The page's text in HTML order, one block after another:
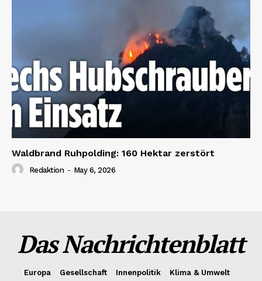
Waldbrand Ruhpolding: 160 Hektar zerstört
Redaktion - May 6, 2026
Das Nachrichtenblatt
Europa Gesellschaft Innenpolitik
Klima & Umwelt